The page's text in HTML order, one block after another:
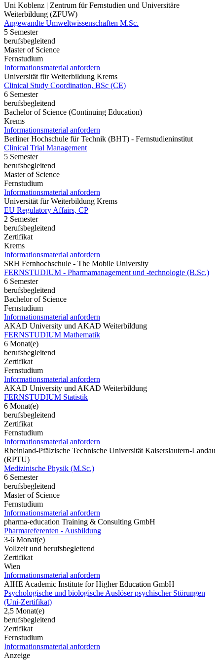
Uni Koblenz | Zentrum für Fernstudien und Universitäre
Weiterbildung (ZFUW)
Angewandte Umweltwissenschaften M.Sc.
5 Semester
berufsbegleitend
Master of Science
Fernstudium
Informationsmaterial anfordern
Universität für Weiterbildung Krems
Clinical Study Coordination, BSc (CE)
6 Semester
berufsbegleitend
Bachelor of Science (Continuing Education)
Krems
Informationsmaterial anfordern
Berliner Hochschule für Technik (BHT) - Fernstudieninstitut
Clinical Trial Management
5 Semester
berufsbegleitend
Master of Science
Fernstudium
Informationsmaterial anfordern
Universität für Weiterbildung Krems
EU Regulatory Affairs, CP
2 Semester
berufsbegleitend
Zertifikat
Krems
Informationsmaterial anfordern
SRH Fernhochschule - The Mobile University
FERNSTUDIUM - Pharmamanagement und -technologie (B.Sc.)
6 Semester
berufsbegleitend
Bachelor of Science
Fernstudium
Informationsmaterial anfordern
AKAD University und AKAD Weiterbildung
FERNSTUDIUM Mathematik
6 Monat(e)
berufsbegleitend
Zertifikat
Fernstudium
Informationsmaterial anfordern
AKAD University und AKAD Weiterbildung
FERNSTUDIUM Statistik
6 Monat(e)
berufsbegleitend
Zertifikat
Fernstudium
Informationsmaterial anfordern
Rheinland-Pfälzische Technische Universität Kaiserslautern-Landau
(RPTU)
Medizinische Physik (M.Sc.)
6 Semester
berufsbegleitend
Master of Science
Fernstudium
Informationsmaterial anfordern
pharma-education Training & Consulting GmbH
Pharmareferenten - Ausbildung
3-6 Monat(e)
Vollzeit und berufsbegleitend
Zertifikat
Wien
Informationsmaterial anfordern
AIHE Academic Institute for Higher Education GmbH
Psychologische und biologische Auslöser psychischer Störungen
(Uni-Zertifikat)
2,5 Monat(e)
berufsbegleitend
Zertifikat
Fernstudium
Informationsmaterial anfordern
Anzeige